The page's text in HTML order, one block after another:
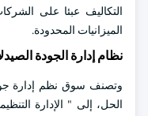
التكاليف عبئا على
الميزانيات المحدودة.
نظام إدارة الجودة
وتصنف سوق نظم إدارة
الحل، إلى " الإدارة